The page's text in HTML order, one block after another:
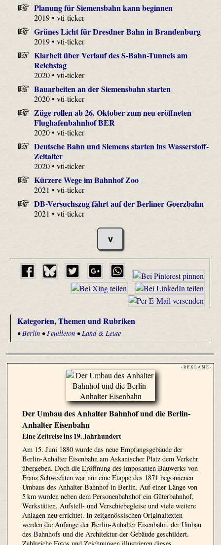
Planung für Siemensbahn kann beginnen
2019 • vti-ticker
Grünes Licht für Dresdner Bahn in Brandenburg
2019 • vti-ticker
Klarheit über Verlauf des S-Bahn-Tunnels am
Reichstag
2020 • vti-ticker
Bauarbeiten an der Siemensbahn starten
2020 • vti-ticker
Züge rollen ab 26. Oktober zum neu eröffneten
Flughafenbahnhof BER
2020 • vti-ticker
Deutsche Bahn und Siemens starten ins Wasserstoff-
Zeitalter
2020 • vti-ticker
Kürzere Wege im Bahnhof Zoo
2021 • vti-ticker
DB-Versuchszug fährt auf der Berliner Goerzbahn
2021 • vti-ticker
∨
Kategorien, Themen und Rubriken
• Berlin • Feuilleton • Land & Leute
- R E K L A M E -
Der Umbau des Anhalter Bahnhof und die Berlin-
Anhalter Eisenbahn
Eine Zeitreise ins 19. Jahrhundert
Am 15. Juni 1880 wurde das neue Empfangsgebäude der
Berlin-Anhalter Eisenbahn am Askanischer Platz dem Verkehr
übergeben. Doch die Eröffnung des imposanten Bauwerks von
Franz Schwechten war nur eine Etappe des 1871 begonnenen
Umbaus des Anhalter Bahnhof in Berlin. Auf einer Länge von
5 km wurden neben dem Personenbahnhof ein Güterbahnhof,
Werkstätten, Aufstell- und Verschiebegleise und viele weitere
Anlagen neu errichtet. In zeitgenössischen Originaltexten
werden die Anfänge der Berlin-Anhalter Eisenbahn, der Umbau
des Bahnhofs und die Architektur der Gebäude geschildert.